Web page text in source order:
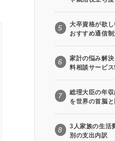
5
大卒資格が欲
おすすめ通信
6
家計の悩み解
料相談サービ
7
総理大臣の年
を世界の首脳と
8
3人家族の生活
別の支出内訳